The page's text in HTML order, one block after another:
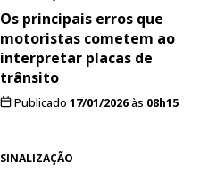
Os principais erros que
motoristas cometem ao
interpretar placas de
trânsito
Publicado 17/01/2026às 08h15
SINALIZAÇÃO